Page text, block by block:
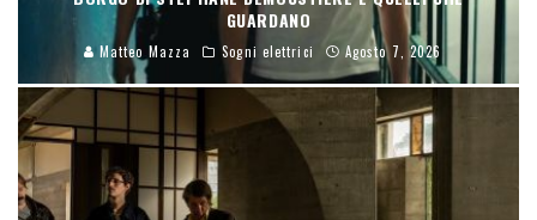
GUARDANO
Matteo Mazza Sogni elettrici Agosto 7, 2026